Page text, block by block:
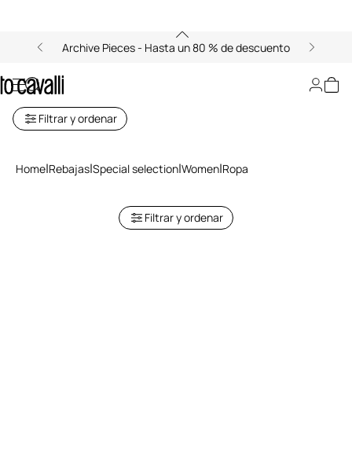
Archive Pieces - Hasta un 80 % de descuento
Filtrar y ordenar
Home Rebajas Special selection Women Ropa
Filtrar y ordenar